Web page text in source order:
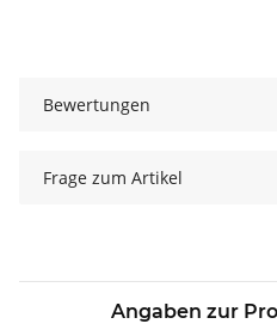
Bewertungen
Frage zum Artikel
Angaben zur